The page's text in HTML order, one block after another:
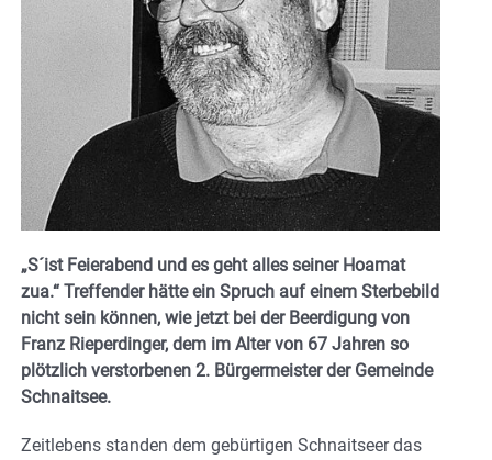
„S´ist Feierabend und es geht alles seiner Hoamat
zua.“ Treffender hätte ein Spruch auf einem Sterbebild
nicht sein können, wie jetzt bei der Beerdigung von
Franz Rieperdinger, dem im Alter von 67 Jahren so
plötzlich verstorbenen 2. Bürgermeister der Gemeinde
Schnaitsee.
Zeitlebens standen dem gebürtigen Schnaitseer das